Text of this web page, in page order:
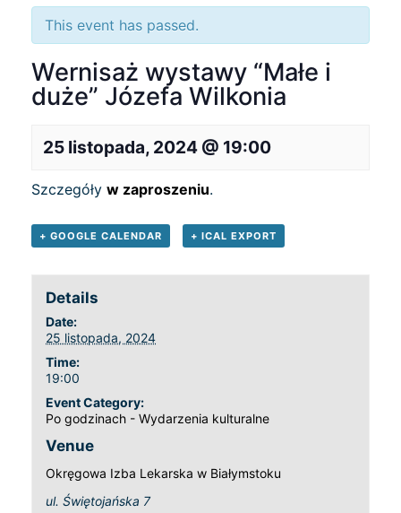
This event has passed.
Wernisaż wystawy “Małe i
duże” Józefa Wilkonia
25 listopada, 2024 @ 19:00
Szczegóły w zaproszeniu.
+ GOOGLE CALENDAR + ICAL EXPORT
Details
Date:
25 listopada, 2024
Time:
19:00
Event Category:
Po godzinach - Wydarzenia kulturalne
Venue
Okręgowa Izba Lekarska w Białymstoku
ul. Świętojańska 7